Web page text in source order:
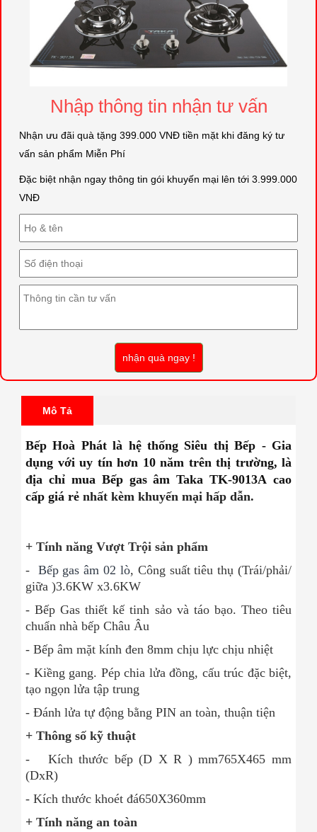
Nhập thông tin nhận tư vấn
Nhận ưu đãi quà tặng 399.000 VNĐ tiền mặt khi đăng ký tư
vấn sản phẩm Miễn Phí
Đặc biệt nhận ngay thông tin gói khuyến mại lên tới 3.999.000
VNĐ
nhận quà ngay !
Mô Tả
Bếp Hoà Phát là hệ thống Siêu thị Bếp - Gia
dụng với uy tín hơn 10 năm trên thị trường, là
địa chỉ mua Bếp gas âm Taka TK-9013A cao
cấp giá rẻ nhất kèm khuyến mại hấp dẫn.
+ Tính năng Vượt Trội sản phẩm
- Bếp gas âm 02 lò, Công suất tiêu thụ (Trái/phải/
giữa )3.6KW x3.6KW
- Bếp Gas thiết kế tinh sảo và táo bạo. Theo tiêu
chuẩn nhà bếp Châu Âu
- Bếp âm mặt kính đen 8mm chịu lực chịu nhiệt
- Kiềng gang. Pép chia lửa đồng, cấu trúc đặc biệt,
tạo ngọn lửa tập trung
- Đánh lửa tự động bằng PIN an toàn, thuận tiện
+ Thông số kỹ thuật
- Kích thước bếp (D X R ) mm765X465 mm
(DxR)
- Kích thước khoét đá650X360mm
+ Tính năng an toàn